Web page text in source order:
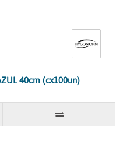
40cm (cx100un)